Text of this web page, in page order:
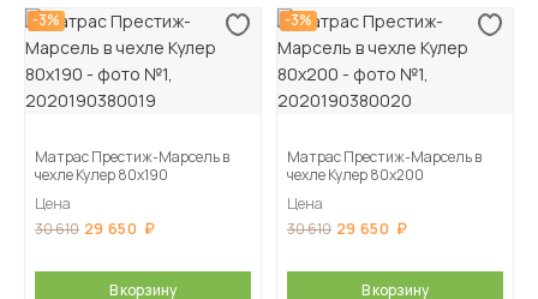
-3%
Матрас Престиж-Марсель в
чехле Кулер 80х190
Цена
30 610 29 650
В корзину
-3%
Матрас Престиж-Марсель в
чехле Кулер 80х200
Цена
30 610 29 650
В корзину